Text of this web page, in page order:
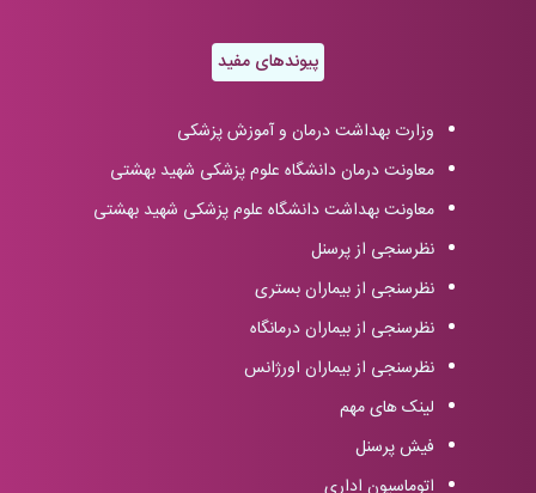
پیوندهای مفید
وزارت بهداشت درمان و آموزش پزشکی
معاونت درمان دانشگاه علوم پزشکی شهید بهشتی
معاونت بهداشت دانشگاه علوم پزشکی شهید بهشتی
نظرسنجی از پرسنل
نظرسنجی از بیماران بستری
نظرسنجی از بیماران درمانگاه
نظرسنجی از بیماران اورژانس
لینک های مهم
فیش پرسنل
اتوماسیون اداری